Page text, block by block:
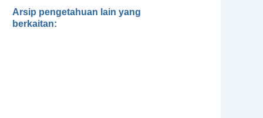
Arsip pengetahuan lain yang
berkaitan: